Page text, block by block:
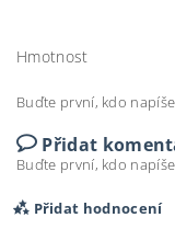
Hmotnost
Buďte první, kdo
Přidat
Buďte první, kdo
Přidat hodnocení